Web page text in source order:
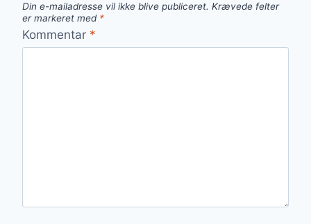
Din e-mailadresse vil ikke blive publiceret. Krævede felter
er markeret med *
Kommentar *